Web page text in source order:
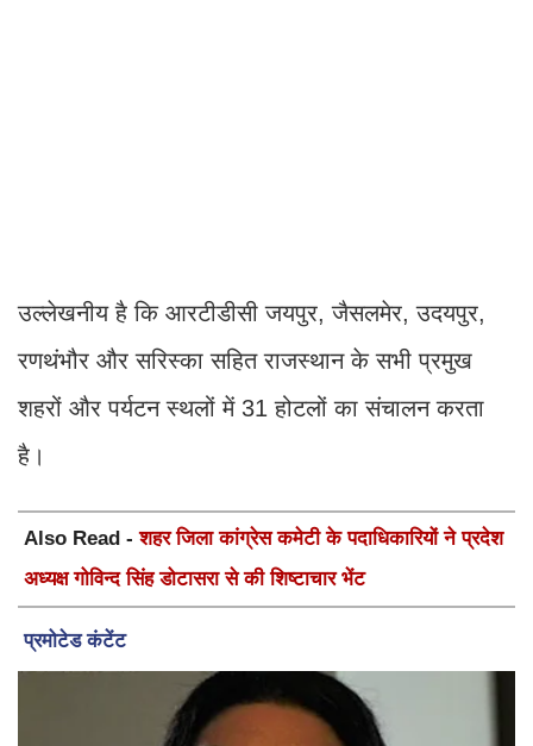
उल्लेखनीय है कि आरटीडीसी जयपुर, जैसलमेर, उदयपुर,
रणथंभौर और सरिस्का सहित राजस्थान के सभी प्रमुख
शहरों और पर्यटन स्थलों में 31 होटलों का संचालन करता
है।
Also Read -शहर जिला कांग्रेस कमेटी के पदाधिकारियों ने प्रदेश
अध्यक्ष गोविन्द सिंह डोटासरा से की शिष्टाचार भेंट